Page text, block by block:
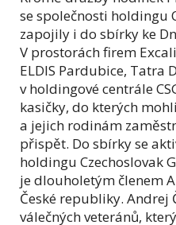
se společnosti holdingu
zapojily i do sbírky ke
V prostorách firem
ELDIS Pardubice, Tatra
v holdingové centrále
kasičky, do kterých
a jejich rodinám
přispět. Do sbírky se
holdingu Czechoslovak
je dlouholetým členem
České republiky. Andrej
válečných veteránů,